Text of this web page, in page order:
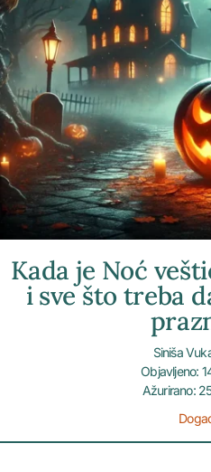
Kada je Noć
i sve što treba
Siniša
Objavljeno:
Ažurirano: